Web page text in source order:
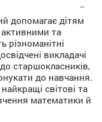
допомагає дітям
та
різноманітні
викладачі
старшокласників,
до навчання.
світові та
математики й